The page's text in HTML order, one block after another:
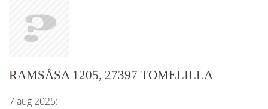
RAMSÅSA 1205, 27397 TOMELILLA
7 aug 2025: